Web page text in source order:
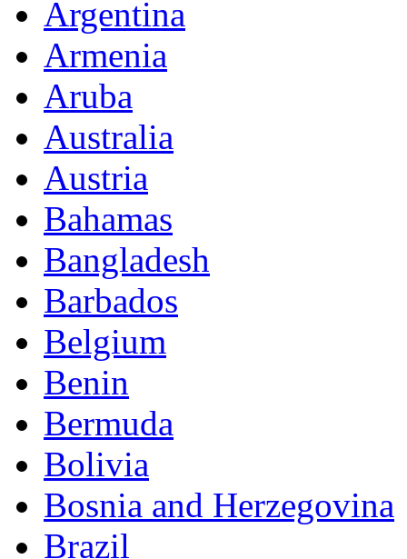
Argentina
Armenia
Aruba
Australia
Austria
Bahamas
Bangladesh
Barbados
Belgium
Benin
Bermuda
Bolivia
Bosnia and Herzegovina
Brazil